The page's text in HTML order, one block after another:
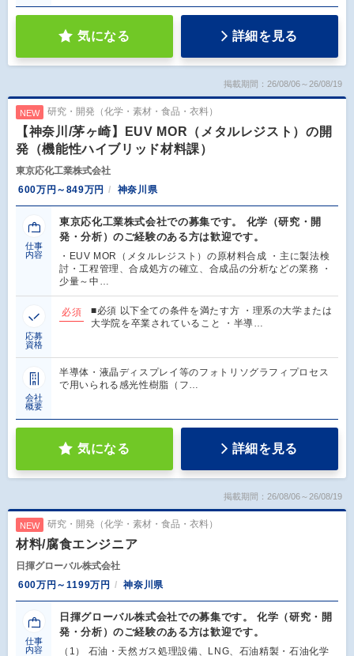
気になる 詳細を見る
掲載期間：26/08/06～26/08/19
NEW 研究・開発（化学・素材・食品・衣料）
【神奈川/茅ヶ崎】EUV MOR（メタルレジスト）の開
発（機能性ハイブリッド材料課）
東京応化工業株式会社
600万円～849万円
神奈川県
仕事
内容
東京応化工業株式会社での募集です。 化学（研究・開
発・分析）のご経験のある方は歓迎です。
・EUV MOR（メタルレジスト）の原材料合成 ・主に製法検
討・工程管理、合成処方の確立、合成品の分析などの業務 ・
少量～中…
応募
資格
必須
■必須 以下全ての条件を満たす方 ・理系の大学または
大学院を卒業されていること ・半導…
会社
概要
半導体・液晶ディスプレイ等のフォトリソグラフィプロセス
で用いられる感光性樹脂（フ…
気になる 詳細を見る
掲載期間：26/08/06～26/08/19
NEW 研究・開発（化学・素材・食品・衣料）
材料/腐食エンジニア
日揮グローバル株式会社
600万円～1199万円
神奈川県
仕事
内容
日揮グローバル株式会社での募集です。 化学（研究・開
発・分析）のご経験のある方は歓迎です。
（1） 石油・天然ガス処理設備、LNG、石油精製・石油化学